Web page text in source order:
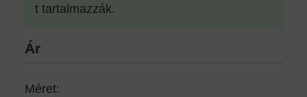
t tartalmazzák.
Ár
Méret: